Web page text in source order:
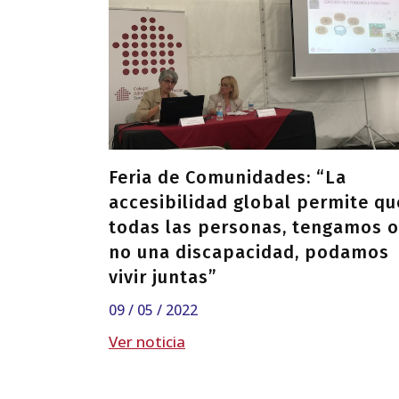
Feria de Comunidades: “La
accesibilidad global permite
todas las personas, tengamos o
no una discapacidad, podamos
vivir juntas”
09 / 05 / 2022
Ver noticia